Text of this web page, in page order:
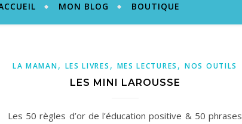
MON BLOG BOUTIQUE
LA MAMAN, LES LIVRES , MES LECTURES , NOS OUTILS
LES MINI LAROUSSE
Les 50 règles d’or de l’éducation positive & 50 phrases